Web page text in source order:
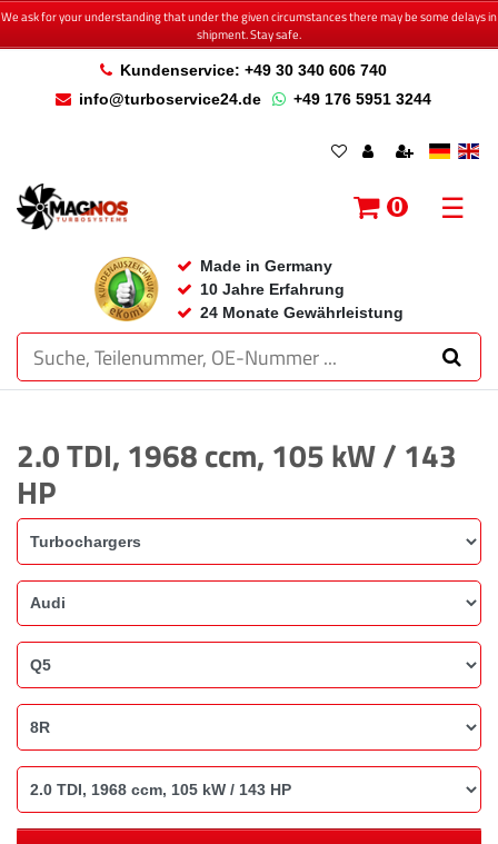
We ask for your understanding that under the given circumstances there may be some delays in
shipment. Stay safe.
Kundenservice: +49 30 340 606 740
info@turboservice24.de
+49 176 5951 3244
Made in Germany
10 Jahre Erfahrung
24 Monate Gewährleistung
0 ☰
2.0 TDI, 1968 ccm, 105 kW / 143
HP